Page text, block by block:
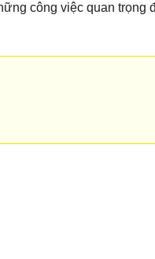
công việc quan trọng